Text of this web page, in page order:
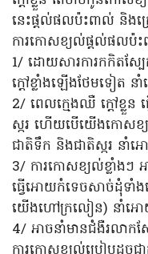
នេះផ្តល់ផលប៉ះពាល់ និងគ្រ
ការកោសខ្យល់ផ្តល់ផលប៉ះ
1/ ដោយសារការកកិតស្ប
ក្តៅខ្លាំងឡើងថែមទៀត ន
2/ ពេលក្មេងឈឺ ក្តៅខ្លួន
ស្ករ ហើយបើយើងកោសខ្
ជាតិទឹក និងជាតិស្ករ នាំអ
3/ ការកោសខ្យល់ខ្លាំងៗ
ធ្វើអោយកំទេចសាច់ដុំទាំង
យើងហៅក្រលៀន) នាំអ
4/ អាចនាំមានជំងឺរល